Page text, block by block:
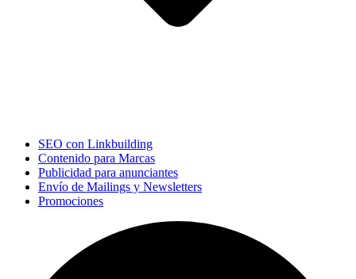
SEO con Linkbuilding
Contenido para Marcas
Publicidad para anunciantes
Envío de Mailings y Newsletters
Promociones